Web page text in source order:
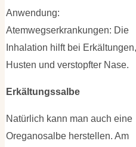
Anwendung:
Atemwegserkrankungen: Die
Inhalation hilft bei Erkältungen,
Husten und verstopfter Nase.
Erkältungssalbe
Natürlich kann man auch eine
Oreganosalbe herstellen. Am